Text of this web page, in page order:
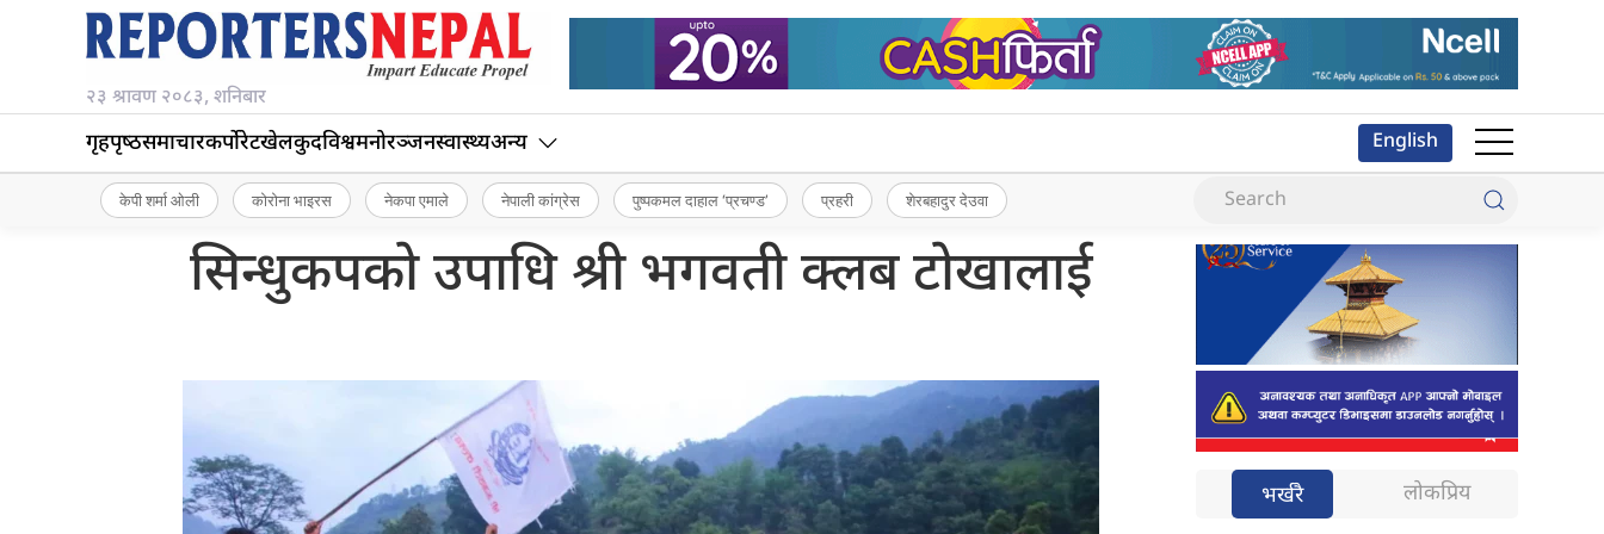
२३ श्रावण २०८३, शनिबार
गृहपृष्‍ठसमाचारकर्पोरेटखेलकुदविश्वमनोरञ्जनस्वास्थ्यअन्य English
केपी शर्मा ओली कोरोना भाइरस नेकपा एमाले नेपाली कांग्रेस पुष्पकमल दाहाल ‘प्रचण्ड’ प्रहरी शेरबहादुर देउवा
सिन्धुकपको उपाधि श्री भगवती क्लब टोखालाई
भर्खरै लोकप्रिय